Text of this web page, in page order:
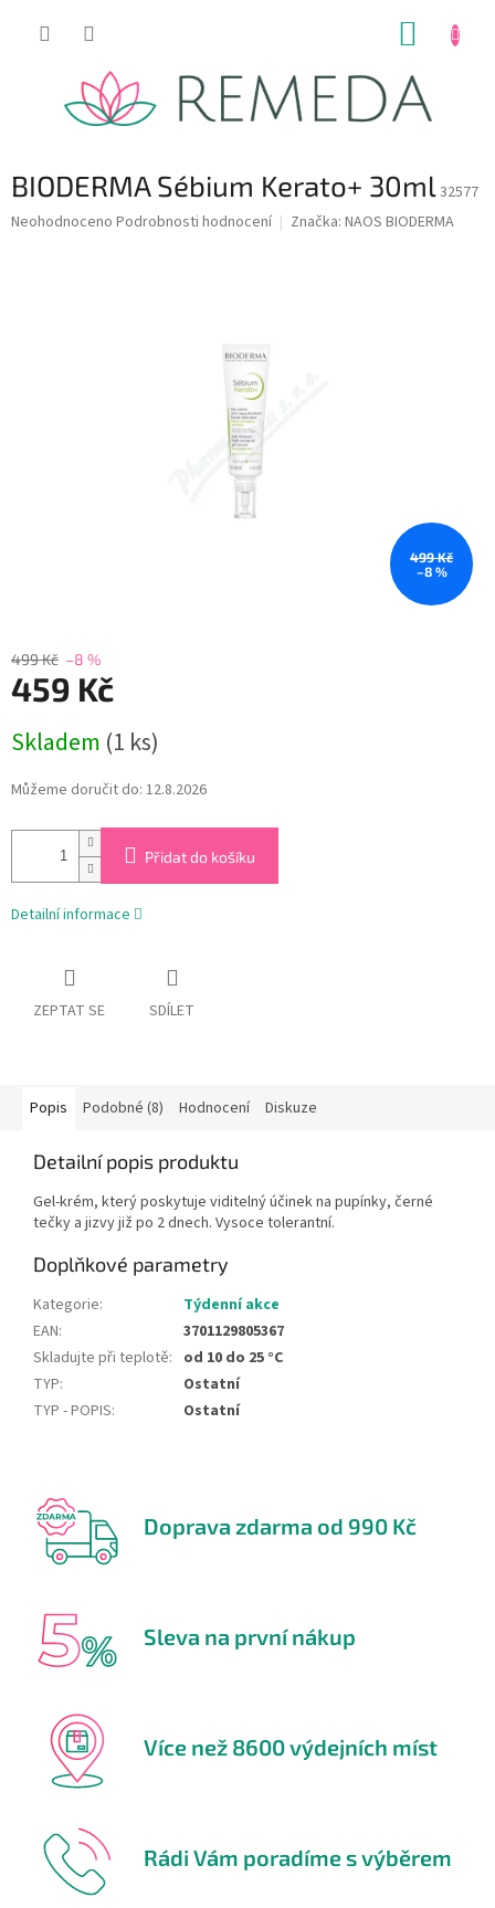
BIODERMA Sébium Kerato+ 30ml32577
Průměrné
Neohodnoceno Podrobnosti hodnocení Značka: NAOS BIODERMA
499 Kč
–8 %
499 Kč –8 %
459 Kč
cena:
Skladem (1 ks)
Můžeme doručit do: 12.8.2026
Přidat do košíku
Detailní informace
ZEPTAT SE SDÍLET
Popis Podobné (8) Hodnocení Diskuze
Detailní popis produktu
Gel-krém, který poskytuje viditelný účinek na pupínky, černé
tečky a jizvy již po 2 dnech. Vysoce tolerantní.
Doplňkové parametry
Kategorie:
Týdenní akce
EAN:
3701129805367
Skladujte při teplotě: od 10 do 25 °C
TYP:
Ostatní
TYP - POPIS: Ostatní
Doprava zdarma od 990 Kč
Sleva na první nákup
Více než 8600 výdejních míst
Rádi Vám poradíme s výběrem